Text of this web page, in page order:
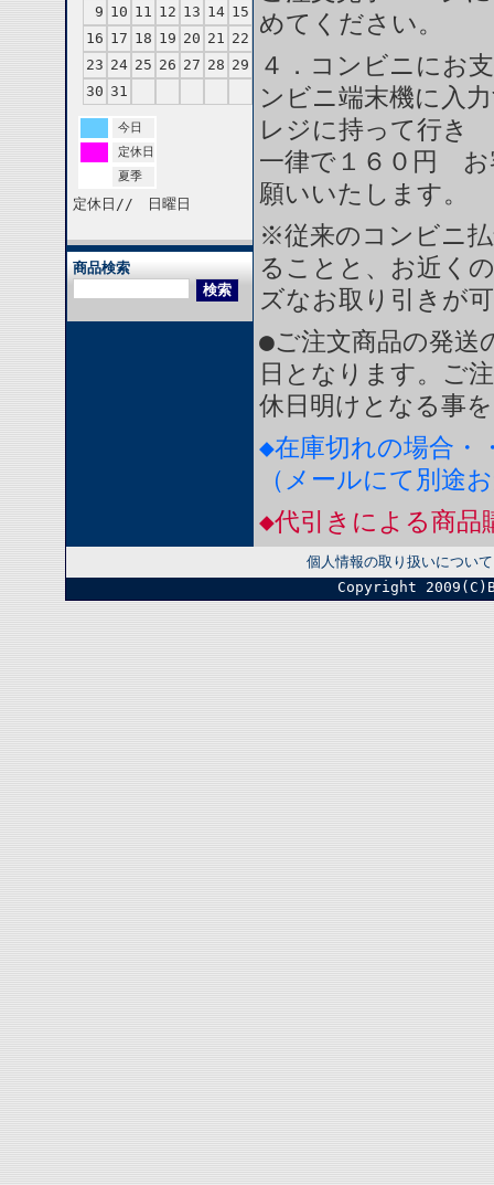
9 10 11 12 13 14 15
16 17 18 19 20 21 22
23 24 25 26 27 28 29
30 31
今日
定休日
夏季
定休日// 日曜日
商品検索
めてください。
４．コンビニにお
ンビニ端末機に入
レジに持って行き
一律で１６０円 お
願いいたします。
※従来のコンビニ
ることと、お近く
ズなお取り引きが
●ご注文商品の発送
日となります。ご
休日明けとなる事
◆在庫切れの場合・
（メールにて別途
◆代引きによる商品
個人情報の取り扱いについて
Copyright